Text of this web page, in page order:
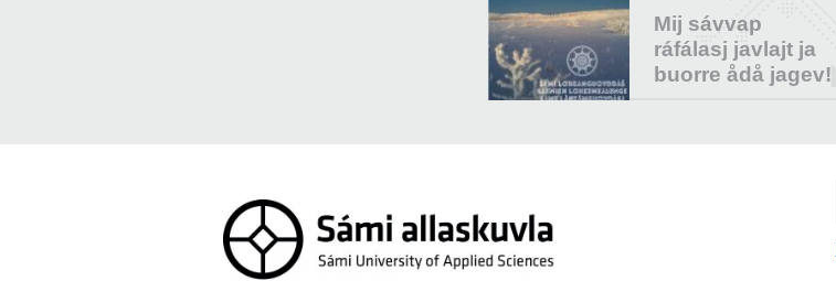
Mij sávvap
ráfálasj javlajt ja
buorre ådå jagev!